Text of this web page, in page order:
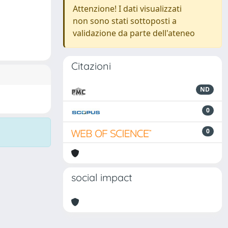
Attenzione! I dati visualizzati
non sono stati sottoposti a
validazione da parte dell'ateneo
Citazioni
ND
0
0
social impact